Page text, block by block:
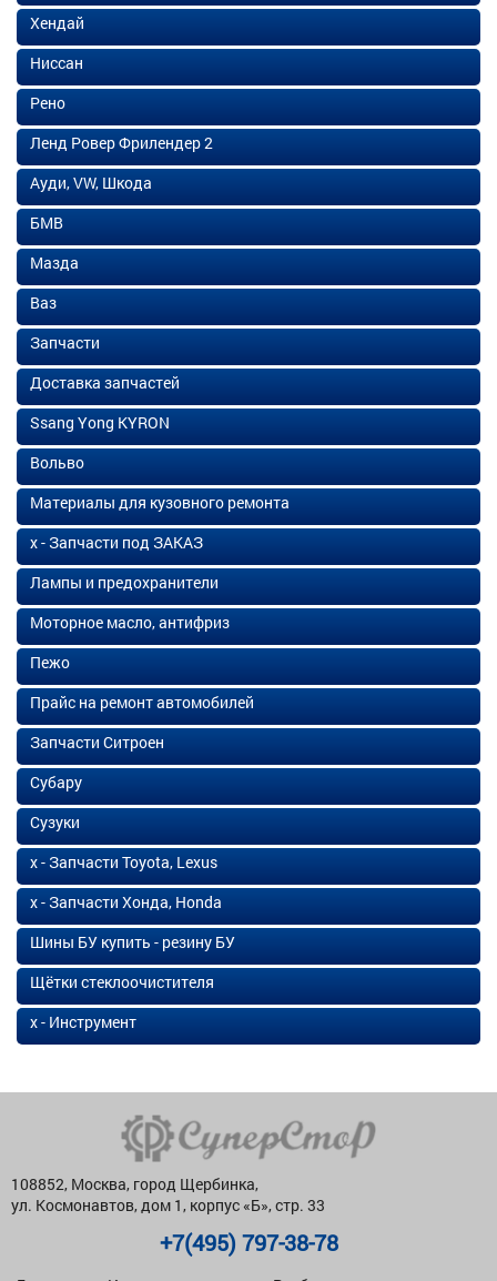
Хендай
Ниссан
Рено
Ленд Ровер Фрилендер 2
Ауди, VW, Шкода
БМВ
Мазда
Ваз
Запчасти
Доставка запчастей
Ssang Yong KYRON
Вольво
Материалы для кузовного ремонта
х - Запчасти под ЗАКАЗ
Лампы и предохранители
Моторное масло, антифриз
Пежо
Прайс на ремонт автомобилей
Запчасти Ситроен
Субару
Сузуки
х - Запчасти Toyota, Lexus
х - Запчасти Хонда, Honda
Шины БУ купить - резину БУ
Щётки стеклоочистителя
х - Инструмент
108852, Москва, город Щербинка,
ул. Космонавтов, дом 1, корпус «Б», стр. 33
+7(495) 797-38-78